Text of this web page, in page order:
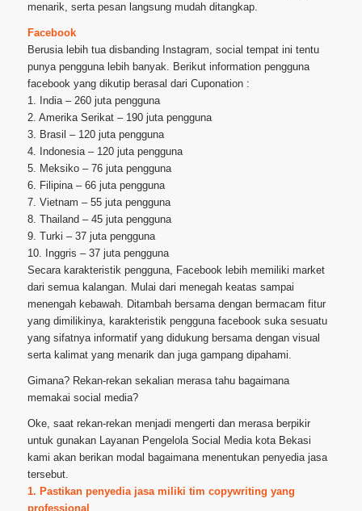
menarik, serta pesan langsung mudah ditangkap.
Facebook
Berusia lebih tua disbanding Instagram, social tempat ini tentu
punya pengguna lebih banyak. Berikut information pengguna
facebook yang dikutip berasal dari Cuponation :
1. India – 260 juta pengguna
2. Amerika Serikat – 190 juta pengguna
3. Brasil – 120 juta pengguna
4. Indonesia – 120 juta pengguna
5. Meksiko – 76 juta pengguna
6. Filipina – 66 juta pengguna
7. Vietnam – 55 juta pengguna
8. Thailand – 45 juta pengguna
9. Turki – 37 juta pengguna
10. Inggris – 37 juta pengguna
Secara karakteristik pengguna, Facebook lebih memiliki market
dari semua kalangan. Mulai dari menegah keatas sampai
menengah kebawah. Ditambah bersama dengan bermacam fitur
yang dimilikinya, karakteristik pengguna facebook suka sesuatu
yang sifatnya informatif yang didukung bersama dengan visual
serta kalimat yang menarik dan juga gampang dipahami.
Gimana? Rekan-rekan sekalian merasa tahu bagaimana
memakai social media?
Oke, saat rekan-rekan menjadi mengerti dan merasa berpikir
untuk gunakan Layanan Pengelola Social Media kota Bekasi
kami akan berikan modal bagaimana menentukan penyedia jasa
tersebut.
1. Pastikan penyedia jasa miliki tim copywriting yang
professional